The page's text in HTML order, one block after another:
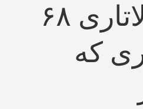
این برنده لاتاری ۶۸
که